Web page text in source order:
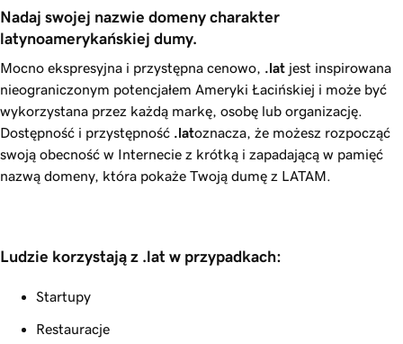
Nadaj swojej nazwie domeny charakter
latynoamerykańskiej dumy.
Mocno ekspresyjna i przystępna cenowo, .lat jest inspirowana
nieograniczonym potencjałem Ameryki Łacińskiej i może być
wykorzystana przez każdą markę, osobę lub organizację.
Dostępność i przystępność .latoznacza, że możesz rozpocząć
swoją obecność w Internecie z krótką i zapadającą w pamięć
nazwą domeny, która pokaże Twoją dumę z LATAM.
Ludzie korzystają z .lat w przypadkach:
Startupy
Restauracje